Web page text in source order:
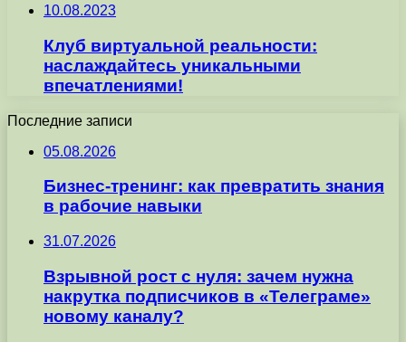
10.08.2023
Клуб виртуальной реальности:
наслаждайтесь уникальными
впечатлениями!
Последние записи
05.08.2026
Бизнес-тренинг: как превратить знания
в рабочие навыки
31.07.2026
Взрывной рост с нуля: зачем нужна
накрутка подписчиков в «Телеграме»
новому каналу?